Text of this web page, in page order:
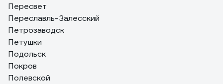
Пересвет
Переславль-Залесский
Петрозаводск
Петушки
Подольск
Покров
Полевской